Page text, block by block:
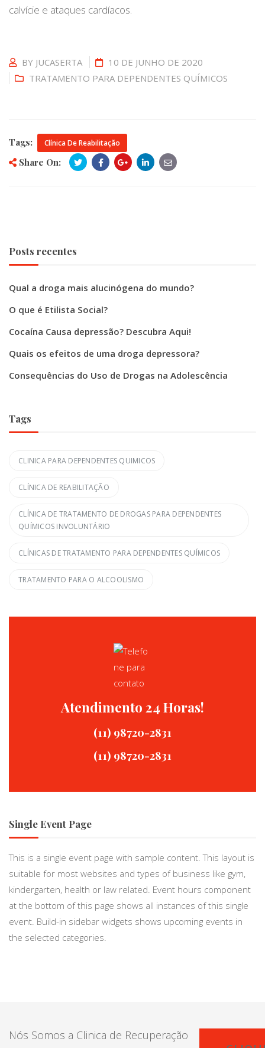
calvície e ataques cardíacos.
BY JUCASERTA
10 DE JUNHO DE 2020
TRATAMENTO PARA DEPENDENTES QUÍMICOS
Tags: Clínica De Reabilitação
Share On:
Posts recentes
Qual a droga mais alucinógena do mundo?
O que é Etilista Social?
Cocaína Causa depressão? Descubra Aqui!
Quais os efeitos de uma droga depressora?
Consequências do Uso de Drogas na Adolescência
Tags
CLINICA PARA DEPENDENTES QUIMICOS
CLÍNICA DE REABILITAÇÃO
CLÍNICA DE TRATAMENTO DE DROGAS PARA DEPENDENTES
QUÍMICOS INVOLUNTÁRIO
CLÍNICAS DE TRATAMENTO PARA DEPENDENTES QUÍMICOS
TRATAMENTO PARA O ALCOOLISMO
Atendimento 24 Horas!
(11) 98720-2831
(11) 98720-2831
Single Event Page
This is a single event page with sample content. This layout is
suitable for most websites and types of business like gym,
kindergarten, health or law related. Event hours component
at the bottom of this page shows all instances of this single
event. Build-in sidebar widgets shows upcoming events in
the selected categories.
Nós Somos a Clinica de Recuperação